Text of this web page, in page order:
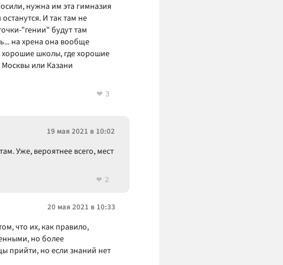
нужна им эта гимназия
И так там не
"гении" будут там
на хрена она вообще
хорошие школы, где хорошие
Москвы или Казани
3
19 мая 2021 в 10:02
Уже, вероятнее всего, мест
2
20 мая 2021 в 10:33
что их, как правило,
но более
прийти, но если знаний нет